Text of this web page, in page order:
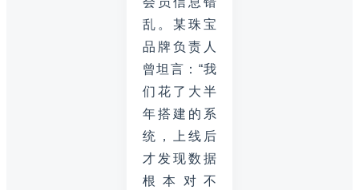
乱。某珠宝
品牌负责人
曾坦言：“我
们花了大半
年搭建的系
统，上线后
才发现数据
根本对不